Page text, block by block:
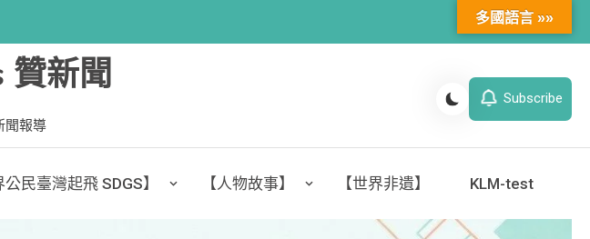
新聞
聞報導
Subscribe
公民臺灣起飛 SDGS】 【人物故事】 【世界非遺】 KLM-test
多國語言 »»